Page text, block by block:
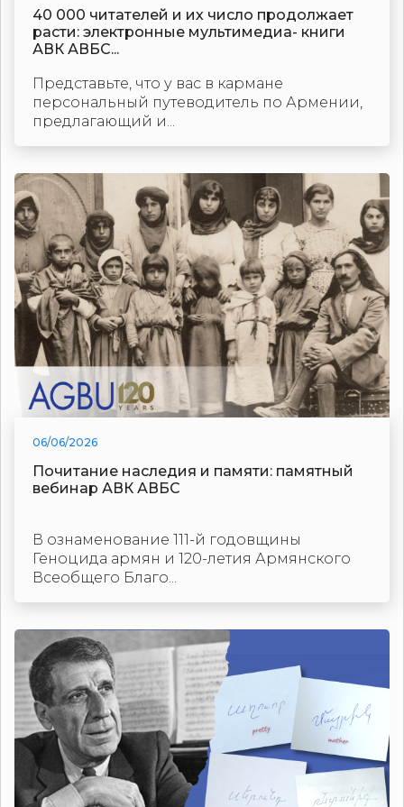
40 000 читателей и их число продолжает
расти: электронные мультимедиа- книги
АВК АВБС...
Представьте, что у вас в кармане
персональный путеводитель по Армении,
предлагающий и...
06/06/2026
Почитание наследия и памяти: памятный
вебинар АВК АВБС
В ознаменование 111-й годовщины
Геноцида армян и 120-летия Армянского
Всеобщего Благо...